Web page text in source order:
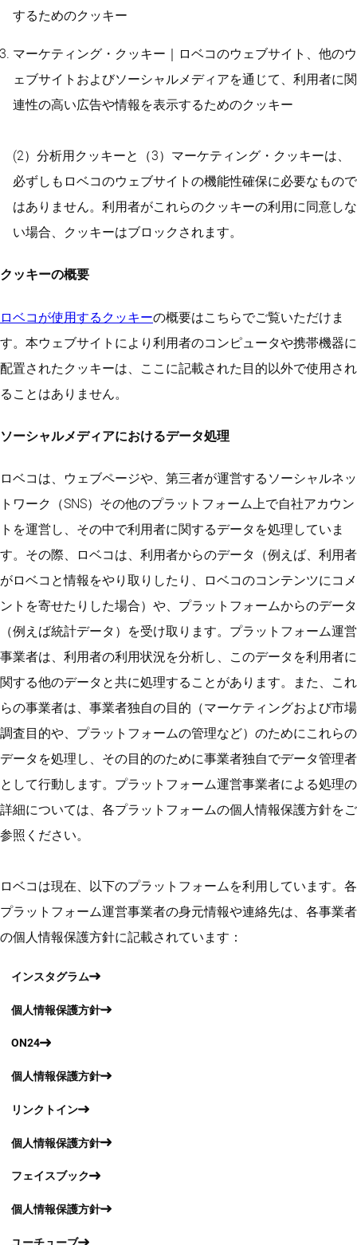
するためのクッキー
マーケティング・クッキー｜ロベコのウェブサイト、他のウ
ェブサイトおよびソーシャルメディアを通じて、利用者に関
連性の高い広告や情報を表示するためのクッキー
(2）分析用クッキーと（3）マーケティング・クッキーは、
必ずしもロベコのウェブサイトの機能性確保に必要なもので
はありません。利用者がこれらのクッキーの利用に同意しな
い場合、クッキーはブロックされます。
クッキーの概要
ロベコが使用するクッキーの概要はこちらでご覧いただけま
す。本ウェブサイトにより利用者のコンピュータや携帯機器に
配置されたクッキーは、ここに記載された目的以外で使用され
ることはありません。
ソーシャルメディアにおけるデータ処理
ロベコは、ウェブページや、第三者が運営するソーシャルネッ
トワーク（SNS）その他のプラットフォーム上で自社アカウン
トを運営し、その中で利用者に関するデータを処理していま
す。その際、ロベコは、利用者からのデータ（例えば、利用者
がロベコと情報をやり取りしたり、ロベコのコンテンツにコメ
ントを寄せたりした場合）や、プラットフォームからのデータ
（例えば統計データ）を受け取ります。プラットフォーム運営
事業者は、利用者の利用状況を分析し、このデータを利用者に
関する他のデータと共に処理することがあります。また、これ
らの事業者は、事業者独自の目的（マーケティングおよび市場
調査目的や、プラットフォームの管理など）のためにこれらの
データを処理し、その目的のために事業者独自でデータ管理者
として行動します。プラットフォーム運営事業者による処理の
詳細については、各プラットフォームの個人情報保護方針をご
参照ください。
ロベコは現在、以下のプラットフォームを利用しています。各
プラットフォーム運営事業者の身元情報や連絡先は、各事業者
の個人情報保護方針に記載されています：
インスタグラム
個人情報保護方針
ON24
個人情報保護方針
リンクトイン
個人情報保護方針
フェイスブック
個人情報保護方針
ユーチューブ